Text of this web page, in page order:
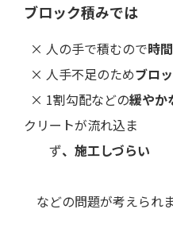
ブロック積みでは
× 人の手で積むので時
× 人手不足のためブロ
× 1割勾配などの緩やか
クリートが流れ込ま
ず、施工しづらい
などの問題が考えられま